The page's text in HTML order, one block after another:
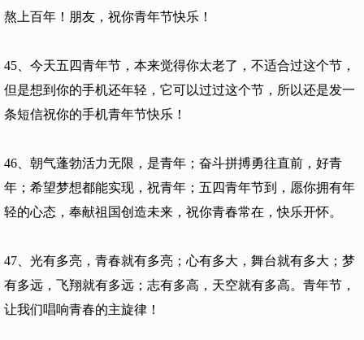
熬上百年！朋友，祝你青年节快乐！
45、今天五四青年节，本来觉得你太老了，不适合过这个节，
但是想到你的手机还年轻，它可以过过这个节，所以还是发一
条短信祝你的手机青年节快乐！
46、朝气蓬勃活力无限，是青年；奋斗拼搏勇往直前，好青
年；希望梦想都能实现，祝青年；五四青年节到，愿你拥有年
轻的心态，奉献祖国创造未来，祝你青春常在，快乐开怀。
47、光有多亮，青春就有多亮；心有多大，舞台就有多大；梦
有多远，飞翔就有多远；志有多高，天空就有多高。青年节，
让我们唱响青春的主旋律！